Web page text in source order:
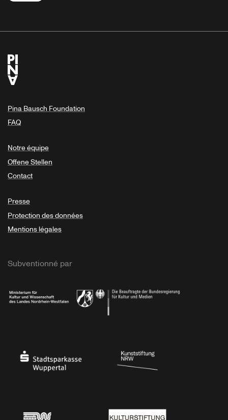
Pina Bausch Foundation
FAQ
Notre équipe
Offene Stellen
Contact
Presse
Protection des données
Mentions légales
Subventionné par